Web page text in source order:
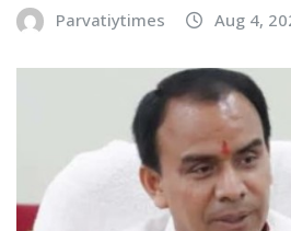
Parvatiytimes Aug 4,